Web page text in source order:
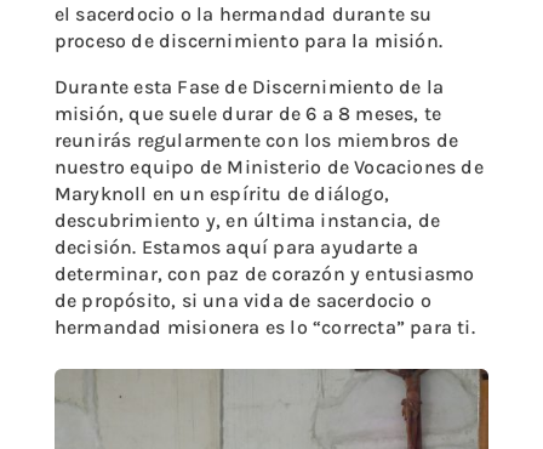
el sacerdocio o la hermandad durante su
proceso de discernimiento para la misión.
Durante esta Fase de Discernimiento de la
misión, que suele durar de 6 a 8 meses, te
reunirás regularmente con los miembros de
nuestro equipo de Ministerio de Vocaciones de
Maryknoll en un espíritu de diálogo,
descubrimiento y, en última instancia, de
decisión. Estamos aquí para ayudarte a
determinar, con paz de corazón y entusiasmo
de propósito, si una vida de sacerdocio o
hermandad misionera es lo “correcta” para ti.